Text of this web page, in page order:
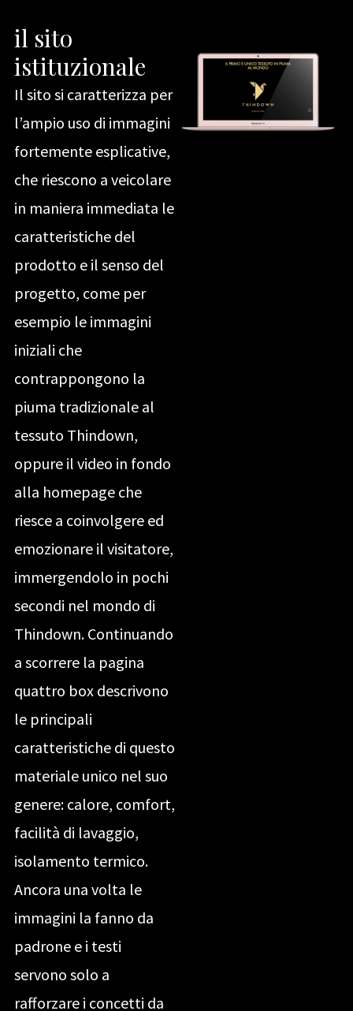
il sito
istituzionale
Il sito si caratterizza per
l’ampio uso di immagini
fortemente esplicative,
che riescono a veicolare
in maniera immediata le
caratteristiche del
prodotto e il senso del
progetto, come per
esempio le immagini
iniziali che
contrappongono la
piuma tradizionale al
tessuto Thindown,
oppure il video in fondo
alla homepage che
riesce a coinvolgere ed
emozionare il visitatore,
immergendolo in pochi
secondi nel mondo di
Thindown. Continuando
a scorrere la pagina
quattro box descrivono
le principali
caratteristiche di questo
materiale unico nel suo
genere: calore, comfort,
facilità di lavaggio,
isolamento termico.
Ancora una volta le
immagini la fanno da
padrone e i testi
servono solo a
rafforzare i concetti da